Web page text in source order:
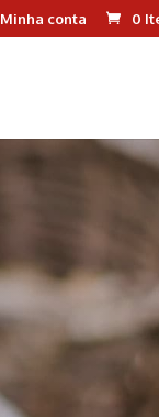
Minha conta 0